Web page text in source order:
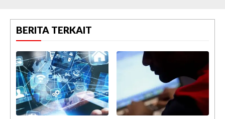
BERITA TERKAIT